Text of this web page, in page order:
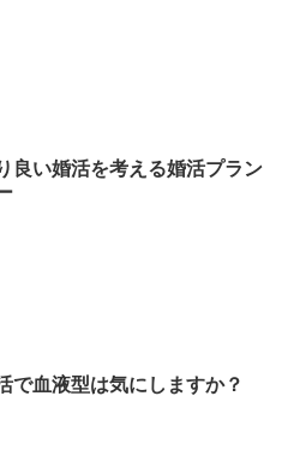
良い婚活を考える婚活プラン
で血液型は気にしますか？